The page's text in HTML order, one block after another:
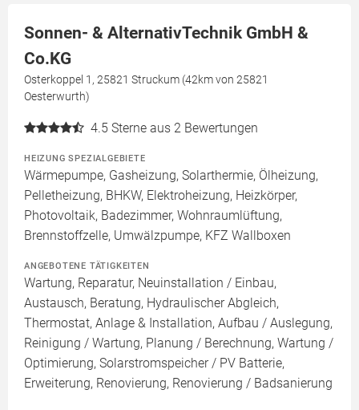
Sonnen- & AlternativTechnik GmbH &
Co.KG
Osterkoppel 1, 25821 Struckum (42km von 25821
Oesterwurth)
4.5 Sterne aus 2 Bewertungen
HEIZUNG SPEZIALGEBIETE
Wärmepumpe, Gasheizung, Solarthermie, Ölheizung,
Pelletheizung, BHKW, Elektroheizung, Heizkörper,
Photovoltaik, Badezimmer, Wohnraumlüftung,
Brennstoffzelle, Umwälzpumpe, KFZ Wallboxen
ANGEBOTENE TÄTIGKEITEN
Wartung, Reparatur, Neuinstallation / Einbau,
Austausch, Beratung, Hydraulischer Abgleich,
Thermostat, Anlage & Installation, Aufbau / Auslegung,
Reinigung / Wartung, Planung / Berechnung, Wartung /
Optimierung, Solarstromspeicher / PV Batterie,
Erweiterung, Renovierung, Renovierung / Badsanierung